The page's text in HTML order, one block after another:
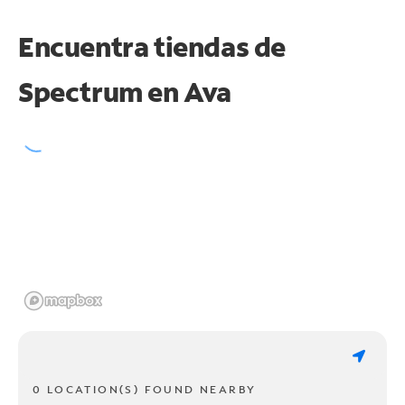
Encuentra tiendas de
Spectrum enAva
0 LOCATION(S) FOUND NEARBY